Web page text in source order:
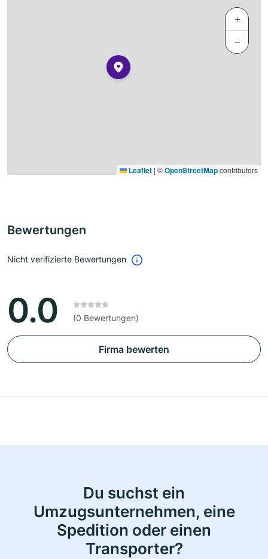
+
−
Leaflet | ©OpenStreetMapcontributors
Bewertungen
Nicht verifizierte Bewertungen
0.0 (0 Bewertungen)
Firma bewerten
Du suchst ein
Umzugsunternehmen, eine
Spedition oder einen
Transporter?